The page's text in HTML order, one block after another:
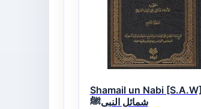
Shamail un Nabi [S.A.W]
شمائل النبیﷺ